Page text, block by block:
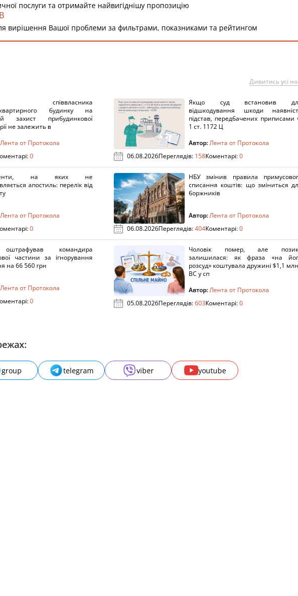
послуги та отримайте найвигіднішу пропозицію
вирішення Вашої проблеми за фильтрами, показниками та рейтингом
Дивитись усі
співвласника
будинку на
захист прибудинкової
не залежить в
Лента от Протокола
0
Якщо суд встановив
відшкодування шкоди
підстав, передбачених приписами
1 ст. 1172 Ц
Автор:Лента от Протокола
06.08.2026Переглядів: 158Коментарі:0
на яких не
апостиль: перелік від
Лента от Протокола
0
НБУ змінив правила
списання коштів: що зміниться
боржників
Автор:Лента от Протокола
06.08.2026Переглядів:404Коментарі:0
командира
частини за ігнорування
на 66 560 грн
Лента от Протокола
0
Чоловік помер, але
залишилася: як фраза «на
розсуд» коштувала дружині $1,1
ВС у сп
Автор:Лента от Протокола
05.08.2026Переглядів:603Коментарі:0
group telegram viber youtube